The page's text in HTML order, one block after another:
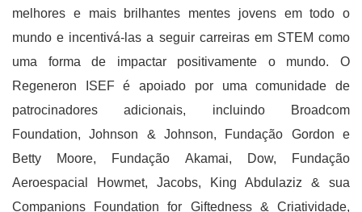
melhores e mais brilhantes mentes jovens em todo o
mundo e incentivá-las a seguir carreiras em STEM como
uma forma de impactar positivamente o mundo. O
Regeneron ISEF é apoiado por uma comunidade de
patrocinadores adicionais, incluindo Broadcom
Foundation, Johnson & Johnson, Fundação Gordon e
Betty Moore, Fundação Akamai, Dow, Fundação
Aeroespacial Howmet, Jacobs, King Abdulaziz & sua
Companions Foundation for Giftedness & Criatividade,